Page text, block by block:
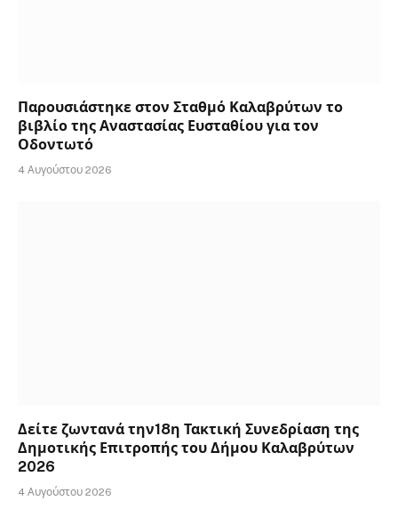
Παρουσιάστηκε στον Σταθμό Καλαβρύτων το
βιβλίο της Αναστασίας Ευσταθίου για τον
Οδοντωτό
4 Αυγούστου 2026
Δείτε ζωντανά την18η Τακτική Συνεδρίαση της
Δημοτικής Επιτροπής του Δήμου Καλαβρύτων
2026
4 Αυγούστου 2026